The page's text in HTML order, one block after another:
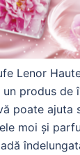
Lenor
un produs de
poate ajuta
moi și